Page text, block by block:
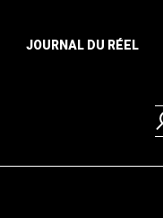
JOURNAL DU RÉEL